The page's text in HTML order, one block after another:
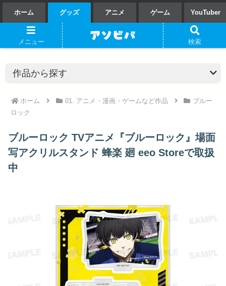
ホーム グッズ アニメ ゲーム YouTuber
ホーム 01. アニメ・漫画・ゲームなど作品
ブルー
ロック
ブルーロック TVアニメ『ブルーロック』場面
写アクリルスタンド 蜂楽 廻 eeo Storeで取扱
中
メニュー 検索